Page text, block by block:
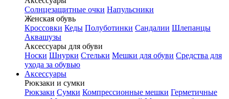
Солнцезащитные очки Напульсники
Женская обувь
Кроссовки Кеды Полуботинки Сандалии Шлепанцы
Аквашузы
Аксессуары для обуви
Носки Шнурки Стельки Мешки для обуви Средства для
ухода за обувью
Аксессуары
Рюкзаки и сумки
Рюкзаки Сумки Компрессионные мешки Герметичные